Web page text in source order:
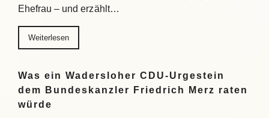
Ehefrau – und erzählt…
Weiterlesen
Was ein Wadersloher CDU-Urgestein
dem Bundeskanzler Friedrich Merz raten
würde